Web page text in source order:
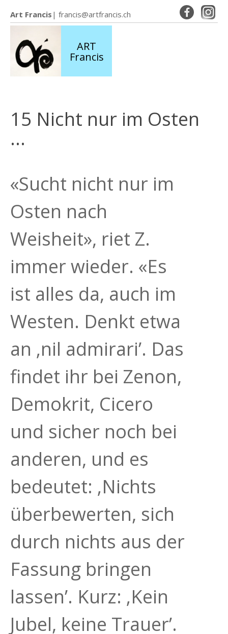
Art Francis | francis@artfrancis.ch
ART
Francis
15 Nicht nur im Osten
…
«Sucht nicht nur im
Osten nach
Weisheit», riet Z.
immer wieder. «Es
ist alles da, auch im
Westen. Denkt etwa
an ‚nil admirari’. Das
findet ihr bei Zenon,
Demokrit, Cicero
und sicher noch bei
anderen, und es
bedeutet: ‚Nichts
überbewerten, sich
durch nichts aus der
Fassung bringen
lassen’. Kurz: ‚Kein
Jubel, keine Trauer’.